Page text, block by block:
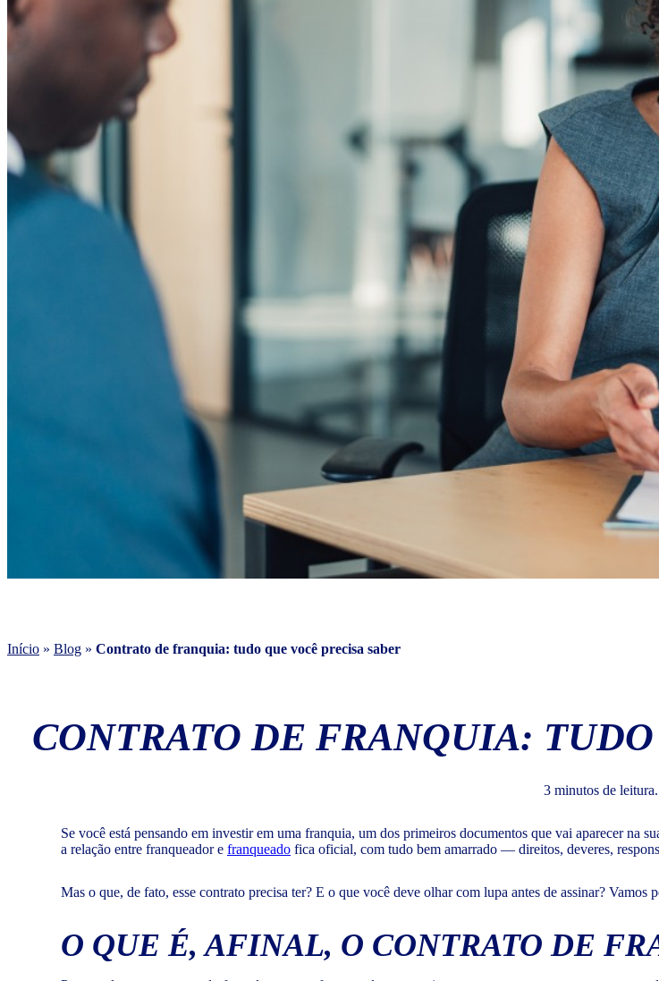
Início » Blog » Contrato de franquia: tudo que você precisa saber
CONTRATO DE FRANQUIA:
3 minutos de leitura.
Se você está pensando em investir em uma franquia, um dos primeiros documentos que vai aparecer na
a relação entre franqueador e franqueado fica oficial, com tudo bem amarrado — direitos, deveres,
Mas o que, de fato, esse contrato precisa ter? E o que você deve olhar com lupa antes de assinar? Vamos
O QUE É, AFINAL, O CONTRATO DE